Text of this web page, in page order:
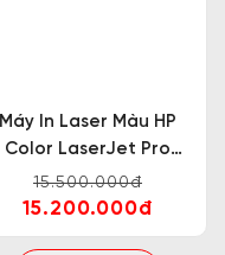
Máy In Laser Màu HP
Color LaserJet Pro
3203dn
15.500.000đ
15.200.000đ